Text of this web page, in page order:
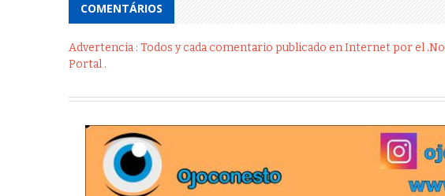
COMENTÁRIOS
Advertencia : Todos y cada comentario publicado en Internet por el
Portal .